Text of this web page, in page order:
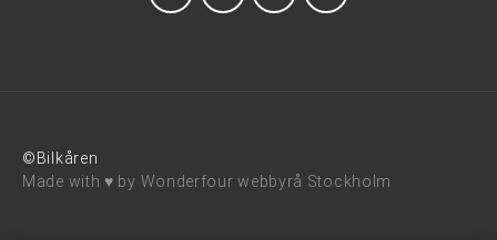
©Bilkåren
Made with ♥ by Wonderfour webbyrå Stockholm